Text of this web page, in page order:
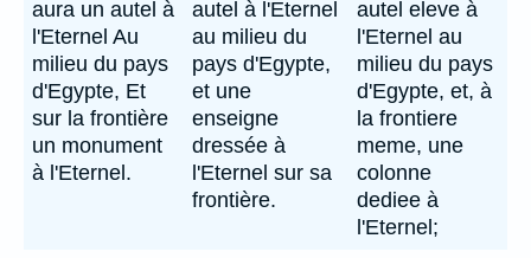
aura un autel à
l'Eternel Au
milieu du pays
d'Egypte, Et
sur la frontière
un monument
à l'Eternel.
autel à l'Eternel
au milieu du
pays d'Egypte,
et une
enseigne
dressée à
l'Eternel sur sa
frontière.
autel eleve à
l'Eternel au
milieu du pays
d'Egypte, et, à
la frontiere
meme, une
colonne
dediee à
l'Eternel;